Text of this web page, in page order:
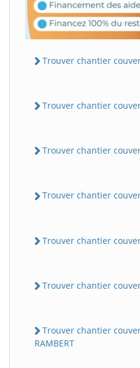
Trouver chantier
Trouver chantier
Trouver chantier
Trouver chantier
Trouver chantier
Trouver chantier
Trouver chantier
RAMBERT